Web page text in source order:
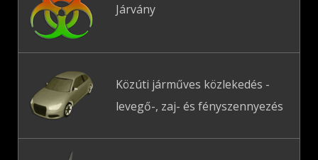
Járvány
Közúti járműves közlekedés -
levegő-, zaj- és fényszennyezés